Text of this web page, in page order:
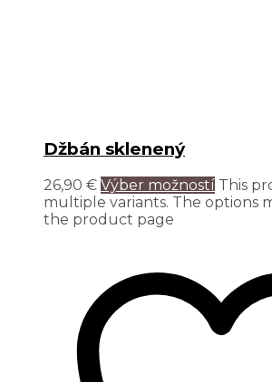
Džbán sklenený
26,90 € Výber možností This
multiple variants. The options
the product page